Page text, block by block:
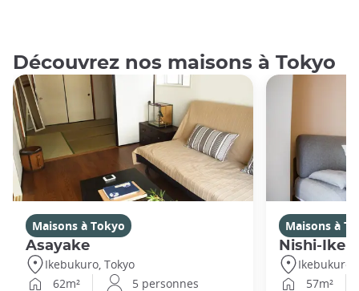
Découvrez nos maisons à Tokyo
Maisons à Tokyo
Asayake
Ikebukuro, Tokyo
62m²
5 personnes
Maisons à
Nishi-
Ikebukuro,
57m²